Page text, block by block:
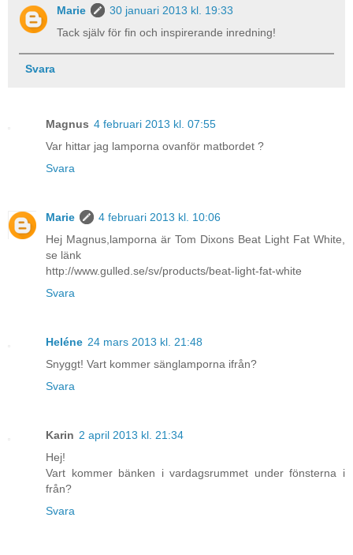
Marie
30 januari 2013 kl. 19:33
Tack själv för fin och inspirerande inredning!
Svara
Magnus 4 februari 2013 kl. 07:55
Var hittar jag lamporna ovanför matbordet ?
Svara
Marie
4 februari 2013 kl. 10:06
Hej Magnus,lamporna är Tom Dixons Beat Light Fat White,
se länk
http://www.gulled.se/sv/products/beat-light-fat-white
Svara
Heléne 24 mars 2013 kl. 21:48
Snyggt! Vart kommer sänglamporna ifrån?
Svara
Karin 2 april 2013 kl. 21:34
Hej!
Vart kommer bänken i vardagsrummet under fönsterna i
från?
Svara